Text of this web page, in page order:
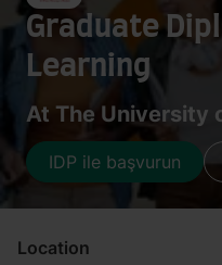
Graduate
Learning
At The University
IDP ile başvurun
Location